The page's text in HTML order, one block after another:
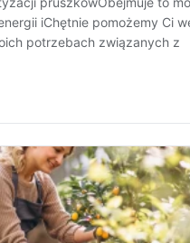
iChętnie pomożemy Ci
potrzebach związanych z